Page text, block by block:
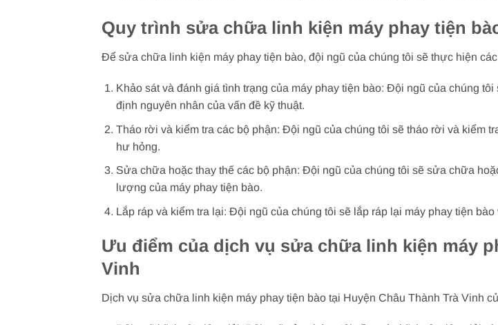
Quy trình sửa chữa linh kiện máy phay tiện
Để sửa chữa linh kiện máy phay tiện bào, đội ngũ của chúng tôi sẽ thực hiện
Khảo sát và đánh giá tình trạng của máy phay tiện bào: Đội ngũ của chúng
định nguyên nhân của vấn đề kỹ thuật.
Tháo rời và kiểm tra các bộ phận: Đội ngũ của chúng tôi sẽ tháo rời và kiểm
hư hỏng.
Sửa chữa hoặc thay thế các bộ phận: Đội ngũ của chúng tôi sẽ sửa chữa
lượng của máy phay tiện bào.
Lắp ráp và kiểm tra lại: Đội ngũ của chúng tôi sẽ lắp ráp lại máy phay tiện
Ưu điểm của dịch vụ sửa chữa linh kiện máy
Vinh
Dịch vụ sửa chữa linh kiện máy phay tiện bào tại Huyện Châu Thành Trà Vinh